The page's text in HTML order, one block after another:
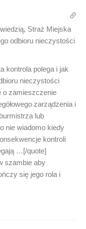
Straż Miejska
odbioru nieczystości
kontrola polega i jak
nieczystości
o zamieszczenie
zarządzenia i
lub
nie wiadomo kiedy
kontroli
…[/quote]
szambie aby
się jego rola i